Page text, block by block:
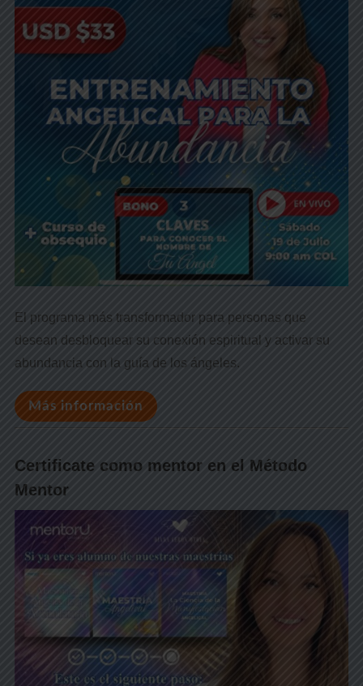
El programa más transformador para personas que
desean desbloquear su conexión espiritual y activar su
abundancia con la guía de los ángeles.
Más información
Certificate como mentor en el Método
Mentor